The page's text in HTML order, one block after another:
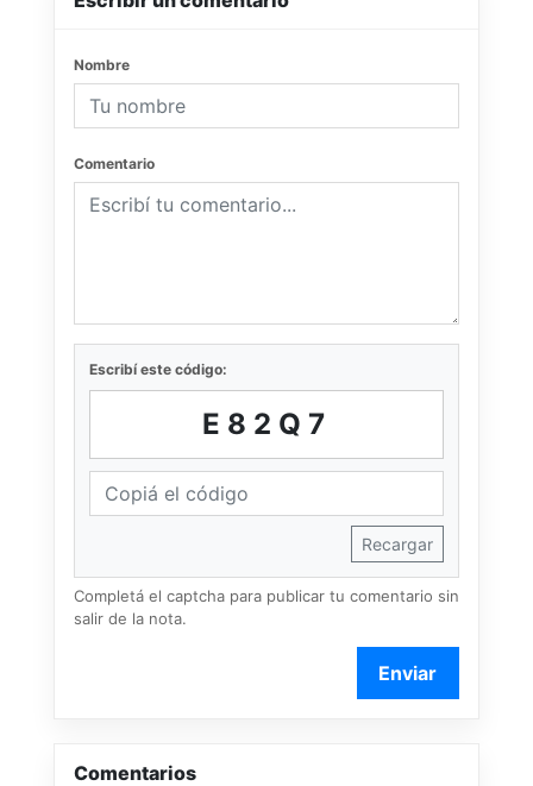
Nombre
Comentario
Escribí este código:
E82Q7
Recargar
Completá el captcha para publicar tu comentario sin
salir de la nota.
Enviar
Comentarios